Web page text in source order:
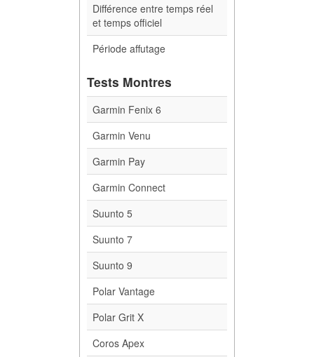
Différence entre temps réel
et temps officiel
Période affutage
Tests Montres
Garmin Fenix 6
Garmin Venu
Garmin Pay
Garmin Connect
Suunto 5
Suunto 7
Suunto 9
Polar Vantage
Polar Grit X
Coros Apex